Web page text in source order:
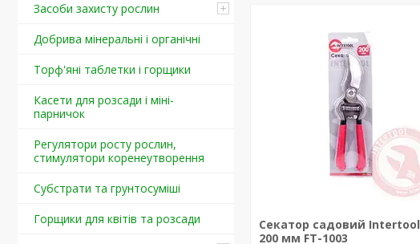
Засоби захисту рослин
Добрива мінеральні і органічні
Торф'яні таблетки і горщики
Касети для розсади і міні-
парничок
Регулятори росту рослин,
стимулятори коренеутворення
Cубстрати та грунтосуміші
Горщики для квітів та розсади
Секатор садовий Intertool
200 мм FT-1003